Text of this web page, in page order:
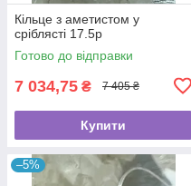
Кільце з аметистом у
сріблясті 17.5р
Готово до відправки
7 034,75 ₴ 7 405 ₴
Купити
–5%